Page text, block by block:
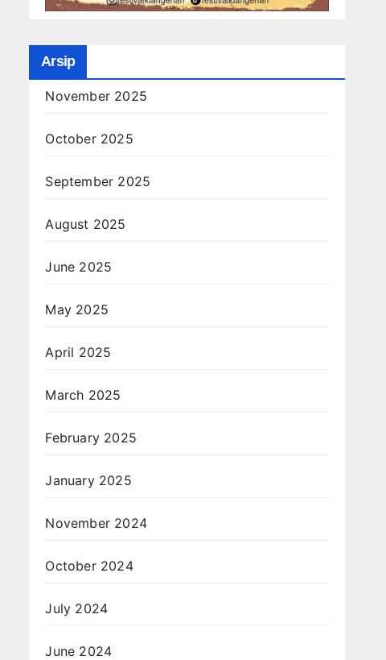
Arsip
November 2025
October 2025
September 2025
August 2025
June 2025
May 2025
April 2025
March 2025
February 2025
January 2025
November 2024
October 2024
July 2024
June 2024